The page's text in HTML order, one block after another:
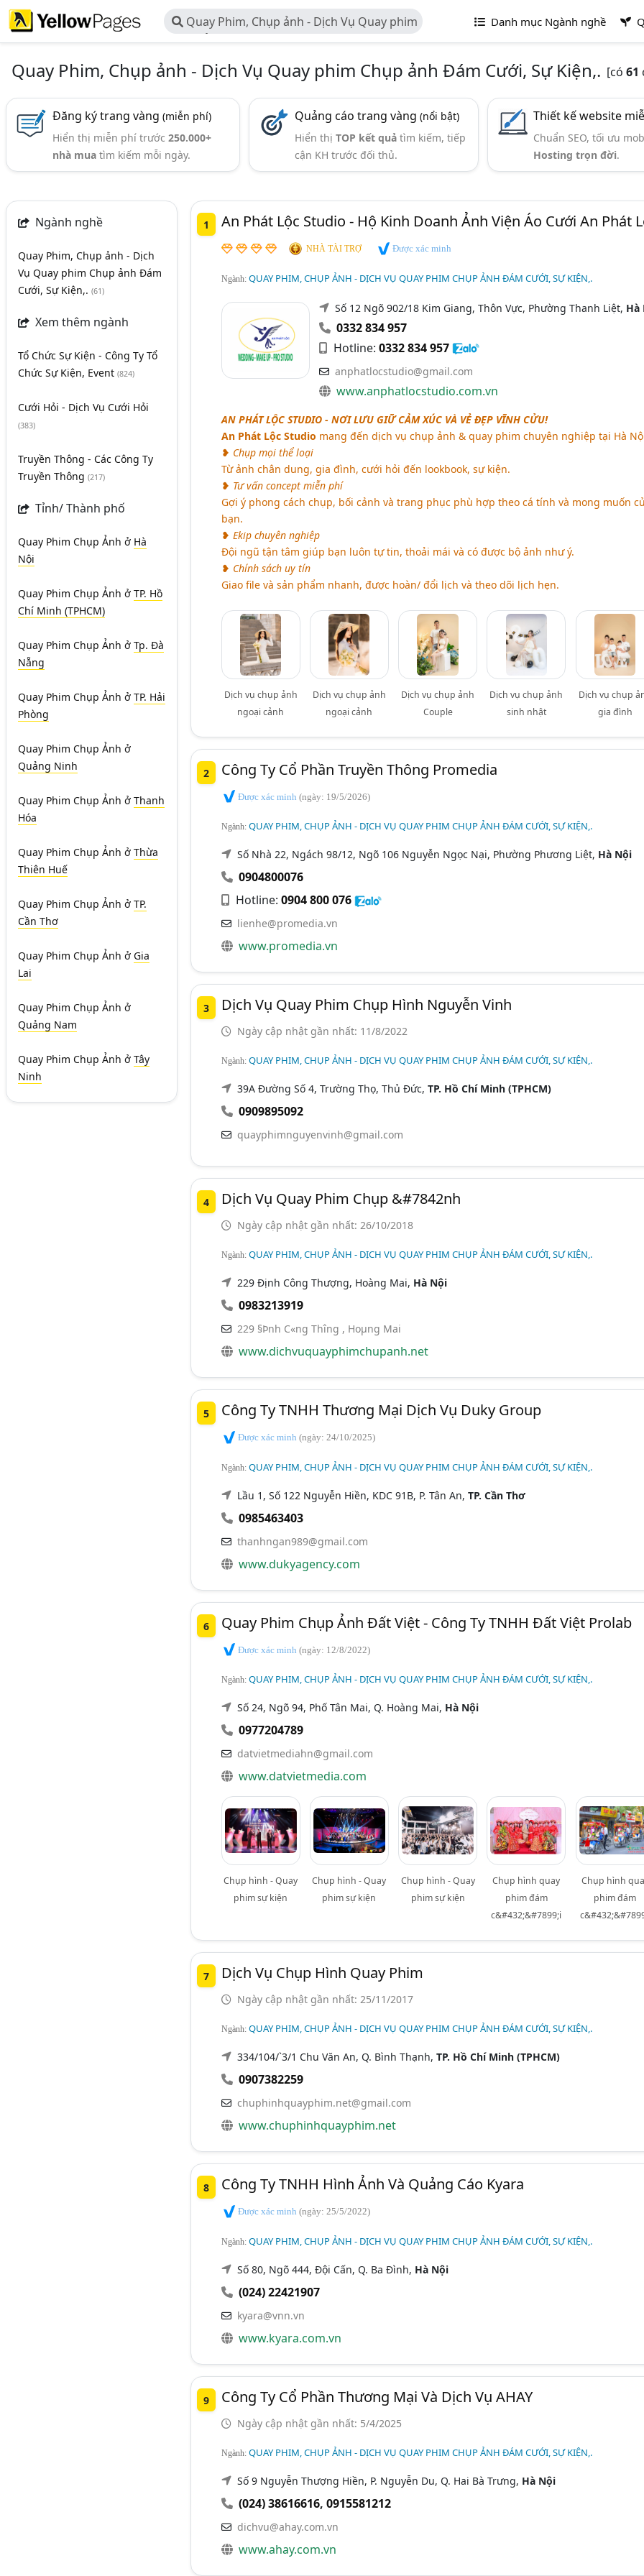
Quay Phim, Chụp ảnh - Dịch Vụ Quay phim
Chụp ảnh Đám Cưới, Sự Kiện,.
Danh mục Ngành nghề
Quay Phim, Chụp ảnh - Dịch Vụ Quay phim Chụp ảnh Đám Cưới, Sự Kiện,. [có 61
Đăng ký trang vàng(miễn phí)
Hiển thị miễn phí trước250.000+
nhà mua tìm kiếm mỗi ngày.
Quảng cáo trang vàng(nổi bật)
Hiển thịTOP kết quả tìm kiếm, tiếp
cận KH trước đối thủ.
Thiết kế website
Chuẩn SEO, tối ưu
Hosting trọn đời.
Ngành nghề
Quay Phim, Chụp ảnh - Dịch
Vụ Quay phim Chụp ảnh Đám
Cưới, Sự Kiện,. (61)
Xem thêm ngành
Tổ Chức Sự Kiện - Công Ty Tổ
Chức Sự Kiện, Event (824)
Cưới Hỏi - Dịch Vụ Cưới Hỏi
(383)
Truyền Thông - Các Công Ty
Truyền Thông (217)
Tỉnh/ Thành phố
Quay Phim Chụp Ảnh ở Hà
Nội
Quay Phim Chụp Ảnh ở TP. Hồ
Chí Minh (TPHCM)
Quay Phim Chụp Ảnh ở Tp. Đà
Nẵng
Quay Phim Chụp Ảnh ở TP. Hải
Phòng
Quay Phim Chụp Ảnh ở
Quảng Ninh
Quay Phim Chụp Ảnh ở Thanh
Hóa
Quay Phim Chụp Ảnh ở Thừa
Thiên Huế
Quay Phim Chụp Ảnh ở TP.
Cần Thơ
Quay Phim Chụp Ảnh ở Gia
Lai
Quay Phim Chụp Ảnh ở
Quảng Nam
Quay Phim Chụp Ảnh ở Tây
Ninh
1 An Phát Lộc Studio - Hộ Kinh Doanh Ảnh Viện Áo Cưới An Phát
NHÀ TÀI TRỢ Được xác minh
Ngành: QUAY PHIM, CHỤP ẢNH - DỊCH VỤ QUAY PHIM CHỤP ẢNH ĐÁM CƯỚI, SỰ KIỆN,.
Số 12 Ngõ 902/18 Kim Giang, Thôn Vực, Phường Thanh Liệt, Hà
0332 834 957
Hotline: 0332 834 957
anphatlocstudio@gmail.com
www.anphatlocstudio.com.vn
AN PHÁT LỘC STUDIO - NƠI LƯU GIỮ CẢM XÚC VÀ VẺ ĐẸP VĨNH CỬU!
An Phát Lộc Studio mang đến dịch vụ chụp ảnh & quay phim chuyên nghiệp tại Hà
❥ Chụp mọi thể loại
Từ ảnh chân dung, gia đình, cưới hỏi đến lookbook, sự kiện.
❥ Tư vấn concept miễn phí
Gợi ý phong cách chụp, bối cảnh và trang phục phù hợp theo cá tính và mong muốn
bạn.
❥ Ekip chuyên nghiệp
Đội ngũ tận tâm giúp bạn luôn tự tin, thoải mái và có được bộ ảnh như ý.
❥ Chính sách uy tín
Giao file và sản phẩm nhanh, được hoàn/ đổi lịch và theo dõi lịch hẹn.
Dịch vụ chụp ảnh
ngoại cảnh
Dịch vụ chụp ảnh
ngoại cảnh
Dịch vụ chụp ảnh
Couple
Dịch vụ chụp ảnh
sinh nhật
Dịch vụ chụp
gia đình
2 Công Ty Cổ Phần Truyền Thông Promedia
Được xác minh (ngày: 19/5/2026)
Ngành: QUAY PHIM, CHỤP ẢNH - DỊCH VỤ QUAY PHIM CHỤP ẢNH ĐÁM CƯỚI, SỰ KIỆN,.
Số Nhà 22, Ngách 98/12, Ngõ 106 Nguyễn Ngọc Nại, Phường Phương Liệt, Hà Nội
0904800076
Hotline: 0904 800 076
lienhe@promedia.vn
www.promedia.vn
3 Dịch Vụ Quay Phim Chụp Hình Nguyễn Vinh
Ngày cập nhật gần nhất: 11/8/2022
Ngành: QUAY PHIM, CHỤP ẢNH - DỊCH VỤ QUAY PHIM CHỤP ẢNH ĐÁM CƯỚI, SỰ KIỆN,.
39A Đường Số 4, Trường Thọ, Thủ Đức, TP. Hồ Chí Minh (TPHCM)
0909895092
quayphimnguyenvinh@gmail.com
4 Dịch Vụ Quay Phim Chụp &#7842nh
Ngày cập nhật gần nhất: 26/10/2018
Ngành: QUAY PHIM, CHỤP ẢNH - DỊCH VỤ QUAY PHIM CHỤP ẢNH ĐÁM CƯỚI, SỰ KIỆN,.
229 Định Công Thượng, Hoàng Mai, Hà Nội
0983213919
229 §Þnh C«ng Th­îng , Hoµng Mai
www.dichvuquayphimchupanh.net
5 Công Ty TNHH Thương Mại Dịch Vụ Duky Group
Được xác minh (ngày: 24/10/2025)
Ngành: QUAY PHIM, CHỤP ẢNH - DỊCH VỤ QUAY PHIM CHỤP ẢNH ĐÁM CƯỚI, SỰ KIỆN,.
Lầu 1, Số 122 Nguyễn Hiền, KDC 91B, P. Tân An, TP. Cần Thơ
0985463403
thanhngan989@gmail.com
www.dukyagency.com
6 Quay Phim Chụp Ảnh Đất Việt - Công Ty TNHH Đất Việt Prolab
Được xác minh (ngày: 12/8/2022)
Ngành: QUAY PHIM, CHỤP ẢNH - DỊCH VỤ QUAY PHIM CHỤP ẢNH ĐÁM CƯỚI, SỰ KIỆN,.
Số 24, Ngõ 94, Phố Tân Mai, Q. Hoàng Mai, Hà Nội
0977204789
datvietmediahn@gmail.com
www.datvietmedia.com
Chụp hình - Quay
phim sự kiện
Chụp hình - Quay
phim sự kiện
Chụp hình - Quay
phim sự kiện
Chụp hình quay
phim đám
c&#432;&#7899;i
Chụp hình
phim đám
7 Dịch Vụ Chụp Hình Quay Phim
Ngày cập nhật gần nhất: 25/11/2017
Ngành: QUAY PHIM, CHỤP ẢNH - DỊCH VỤ QUAY PHIM CHỤP ẢNH ĐÁM CƯỚI, SỰ KIỆN,.
334/104/`3/1 Chu Văn An, Q. Bình Thạnh, TP. Hồ Chí Minh (TPHCM)
0907382259
chuphinhquayphim.net@gmail.com
www.chuphinhquayphim.net
8 Công Ty TNHH Hình Ảnh Và Quảng Cáo Kyara
Được xác minh (ngày: 25/5/2022)
Ngành: QUAY PHIM, CHỤP ẢNH - DỊCH VỤ QUAY PHIM CHỤP ẢNH ĐÁM CƯỚI, SỰ KIỆN,.
Số 80, Ngõ 444, Đội Cấn, Q. Ba Đình, Hà Nội
(024) 22421907
kyara@vnn.vn
www.kyara.com.vn
9 Công Ty Cổ Phần Thương Mại Và Dịch Vụ AHAY
Ngày cập nhật gần nhất: 5/4/2025
Ngành: QUAY PHIM, CHỤP ẢNH - DỊCH VỤ QUAY PHIM CHỤP ẢNH ĐÁM CƯỚI, SỰ KIỆN,.
Số 9 Nguyễn Thượng Hiền, P. Nguyễn Du, Q. Hai Bà Trưng, Hà Nội
(024) 38616616, 0915581212
dichvu@ahay.com.vn
www.ahay.com.vn